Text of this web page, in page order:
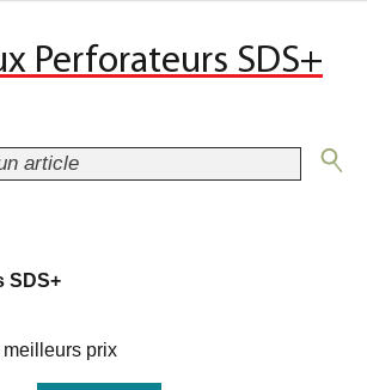
Perforateurs SDS+
SDS+
prix